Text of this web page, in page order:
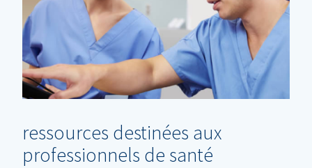
ressources destinées aux
professionnels de santé